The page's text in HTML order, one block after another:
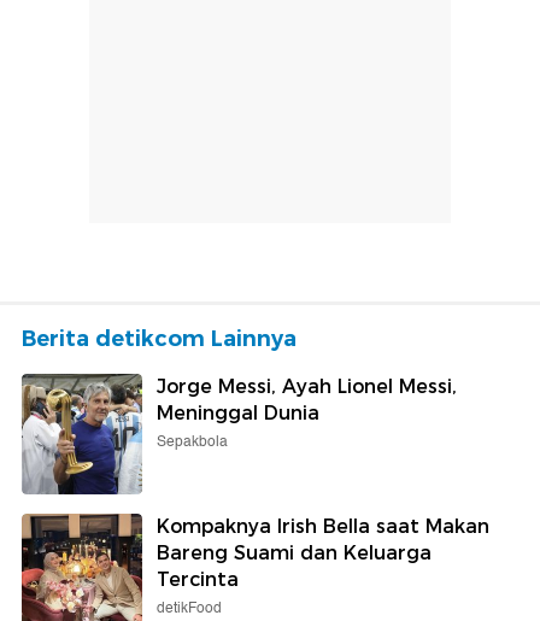
Berita detikcom Lainnya
Jorge Messi, Ayah Lionel Messi,
Meninggal Dunia
Sepakbola
Kompaknya Irish Bella saat Makan
Bareng Suami dan Keluarga
Tercinta
detikFood